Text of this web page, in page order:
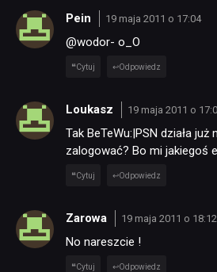
Pein 19 maja 2011 o 17:04
@wodor- o_O
Cytuj Odpowiedz
Loukasz 19 maja 2011 o
Tak BeTeWu:|PSN działa już
zalogować? Bo mi jakiegoś
Cytuj Odpowiedz
Zarowa 19 maja 2011 o 18:12
No nareszcie !
Cytuj Odpowiedz